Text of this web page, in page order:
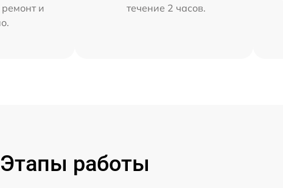
ремонт и
течение 2 часов.
Этапы работы